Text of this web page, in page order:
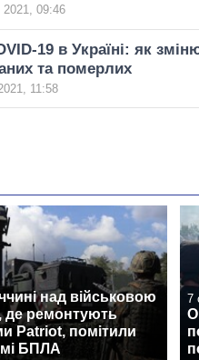
2021, 09:46
19 в Україні: як
та померлих
11:58
над військовою
де ремонтують
Patriot, помітили
БПЛА
7